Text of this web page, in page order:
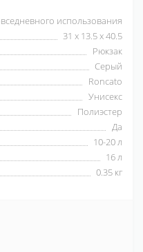
использования
31 x 13.5 x 40.5
Рюкзак
Серый
Roncato
Унисекс
Полиэстер
Да
10-20 л
16 л
0.35 кг